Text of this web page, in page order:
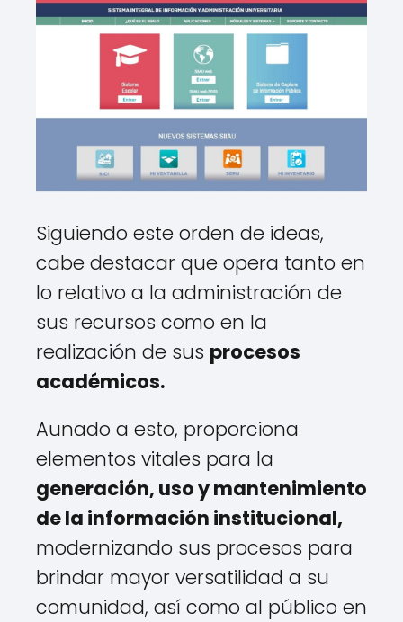
Siguiendo este orden de ideas,
cabe destacar que opera tanto en
lo relativo a la administración de
sus recursos como en la
realización de sus procesos
académicos.
Aunado a esto, proporciona
elementos vitales para la
generación, uso y mantenimiento
de la información institucional,
modernizando sus procesos para
brindar mayor versatilidad a su
comunidad, así como al público en